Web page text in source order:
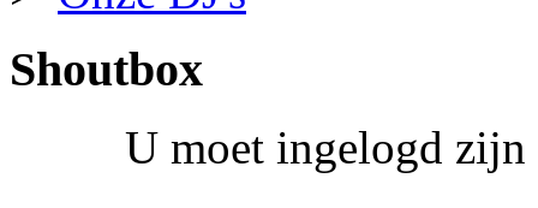
Shoutbox
U moet ingelogd zijn